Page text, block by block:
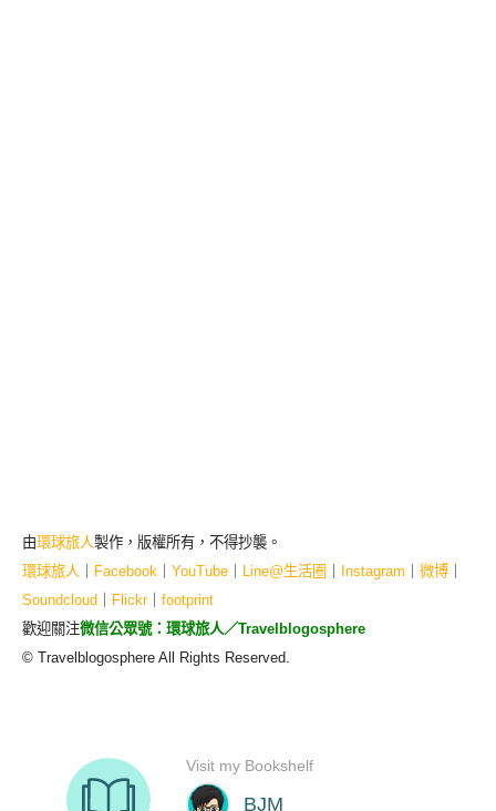
由環球旅人製作，版權所有，不得抄襲。
環球旅人
Facebook YouTube Line@生活圈 Instagram 微博
Soundcloud
Flickr｜ footprint
歡迎關注微信公眾號：環球旅人／Travelblogosphere
© Travelblogosphere All Rights Reserved.